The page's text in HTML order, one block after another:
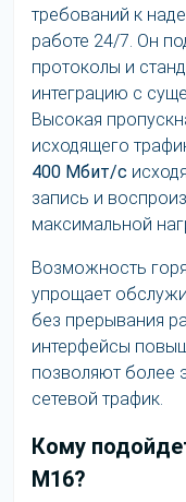
требований к
работе 24/7. Он
протоколы и
интеграцию с
Высокая
исходящего
400 Мбит/с
запись и
максимальной
Возможность
упрощает
без прерывания
интерфейсы
позволяют более
сетевой трафик.
Кому
M16?